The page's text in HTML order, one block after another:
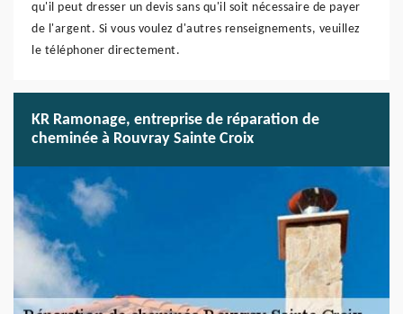
qu'il peut dresser un devis sans qu'il soit nécessaire de payer
de l'argent. Si vous voulez d'autres renseignements, veuillez
le téléphoner directement.
KR Ramonage, entreprise de réparation de
cheminée à Rouvray Sainte Croix